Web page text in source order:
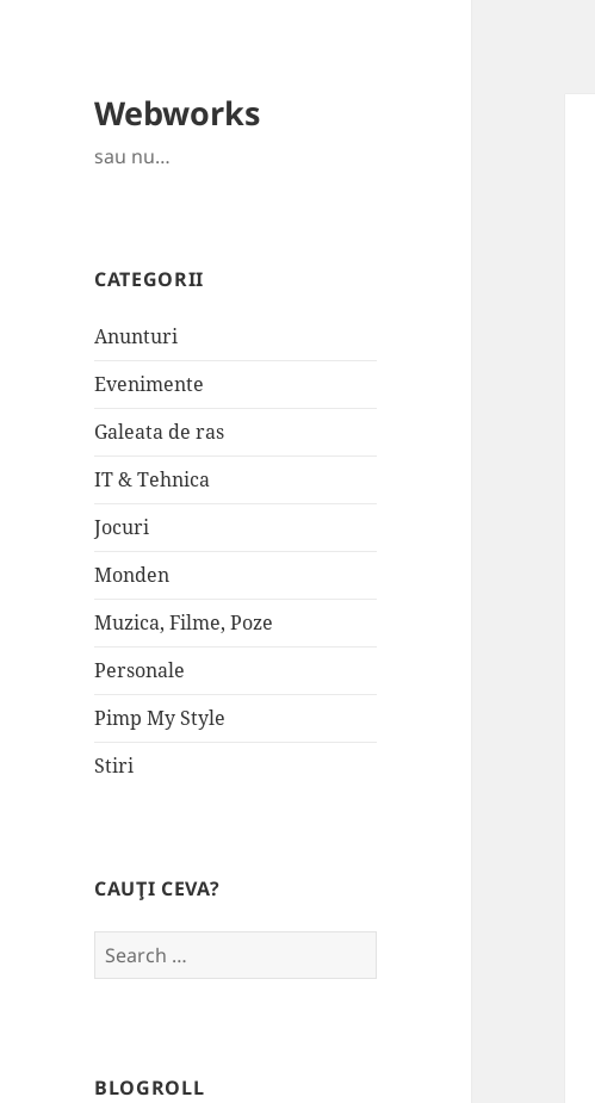
Webworks
sau nu…
CATEGORII
Anunturi
Evenimente
Galeata de ras
IT & Tehnica
Jocuri
Monden
Muzica, Filme, Poze
Personale
Pimp My Style
Stiri
CAUŢI CEVA?
Search
for:
BLOGROLL